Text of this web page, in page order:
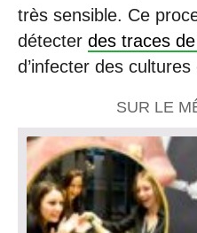
très sensible. Ce
détecter des traces
d’infecter des cultures
SUR LE